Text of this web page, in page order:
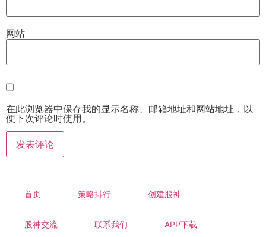
网站
在此浏览器中保存我的显示名称、邮箱地址和网站地址，以
便下次评论时使用。
首页 策略排行 创建股神
股神交流 联系我们 APP下载